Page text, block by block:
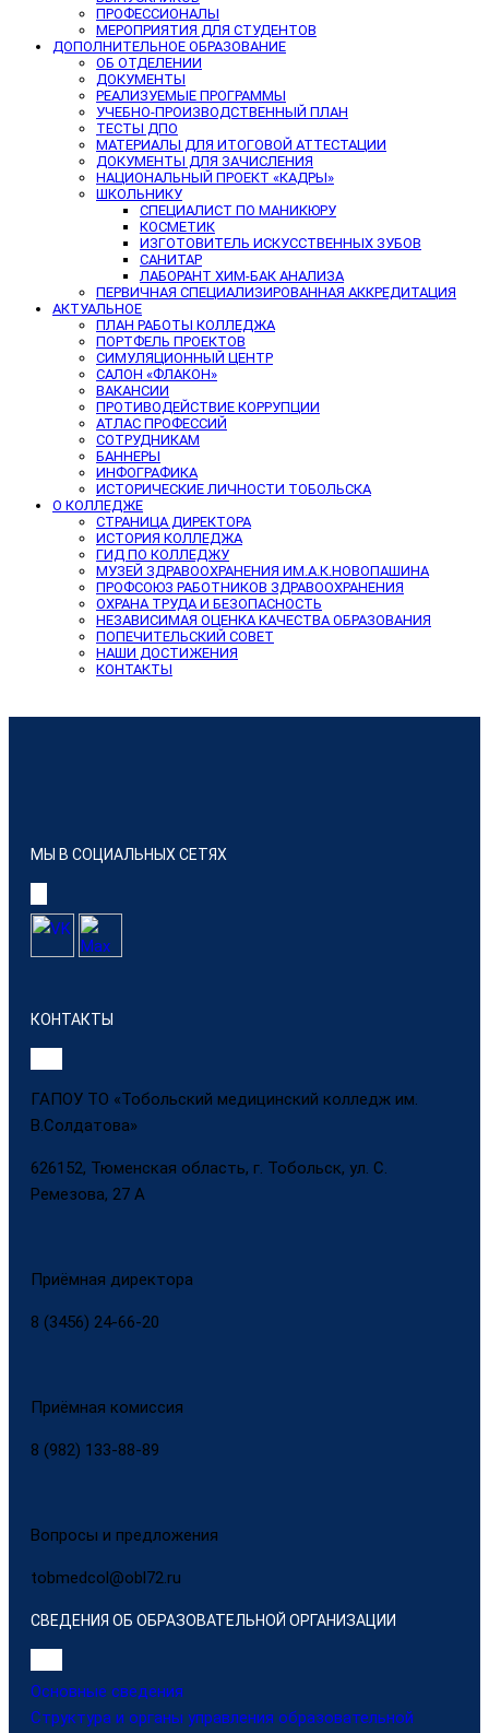
ПРОФЕССИОНАЛЫ
МЕРОПРИЯТИЯ ДЛЯ СТУДЕНТОВ
ДОПОЛНИТЕЛЬНОЕ ОБРАЗОВАНИЕ
ОБ ОТДЕЛЕНИИ
ДОКУМЕНТЫ
РЕАЛИЗУЕМЫЕ ПРОГРАММЫ
УЧЕБНО-ПРОИЗВОДСТВЕННЫЙ ПЛАН
ТЕСТЫ ДПО
МАТЕРИАЛЫ ДЛЯ ИТОГОВОЙ АТТЕСТАЦИИ
ДОКУМЕНТЫ ДЛЯ ЗАЧИСЛЕНИЯ
НАЦИОНАЛЬНЫЙ ПРОЕКТ «КАДРЫ»
ШКОЛЬНИКУ
СПЕЦИАЛИСТ ПО МАНИКЮРУ
КОСМЕТИК
ИЗГОТОВИТЕЛЬ ИСКУССТВЕННЫХ ЗУБОВ
САНИТАР
ЛАБОРАНТ ХИМ-БАК АНАЛИЗА
ПЕРВИЧНАЯ СПЕЦИАЛИЗИРОВАННАЯ АККРЕДИТАЦИЯ
АКТУАЛЬНОЕ
ПЛАН РАБОТЫ КОЛЛЕДЖА
ПОРТФЕЛЬ ПРОЕКТОВ
СИМУЛЯЦИОННЫЙ ЦЕНТР
САЛОН «ФЛАКОН»
ВАКАНСИИ
ПРОТИВОДЕЙСТВИЕ КОРРУПЦИИ
АТЛАС ПРОФЕССИЙ
СОТРУДНИКАМ
БАННЕРЫ
ИНФОГРАФИКА
ИСТОРИЧЕСКИЕ ЛИЧНОСТИ ТОБОЛЬСКА
О КОЛЛЕДЖЕ
СТРАНИЦА ДИРЕКТОРА
ИСТОРИЯ КОЛЛЕДЖА
ГИД ПО КОЛЛЕДЖУ
МУЗЕЙ ЗДРАВООХРАНЕНИЯ ИМ.А.К.НОВОПАШИНА
ПРОФСОЮЗ РАБОТНИКОВ ЗДРАВООХРАНЕНИЯ
ОХРАНА ТРУДА И БЕЗОПАСНОСТЬ
НЕЗАВИСИМАЯ ОЦЕНКА КАЧЕСТВА ОБРАЗОВАНИЯ
ПОПЕЧИТЕЛЬСКИЙ СОВЕТ
НАШИ ДОСТИЖЕНИЯ
КОНТАКТЫ
МЫ В СОЦИАЛЬНЫХ СЕТЯХ
КОНТАКТЫ
ГАПОУ ТО «Тобольский медицинский колледж им.
В.Солдатова»
626152, Тюменская область, г. Тобольск, ул. С.
Ремезова, 27 А
Приёмная директора
8 (3456) 24-66-20
Приёмная комиссия
8 (982) 133-88-89
Вопросы и предложения
tobmedcol@obl72.ru
СВЕДЕНИЯ ОБ ОБРАЗОВАТЕЛЬНОЙ ОРГАНИЗАЦИИ
Основные сведения
Структура и органы управления образовательной